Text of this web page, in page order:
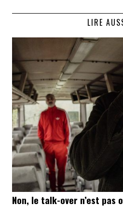
LIRE
Non, le talk-over n’est pas